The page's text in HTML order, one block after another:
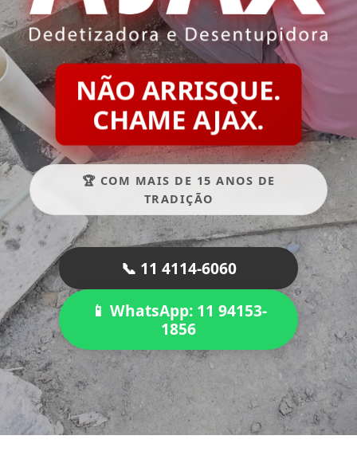
NÃO ARRISQUE.
CHAME AJAX.
🏆 COM MAIS DE 15 ANOS DE
TRADIÇÃO
📞 11 4114-6060
📱 WhatsApp: 11 94153-
1856